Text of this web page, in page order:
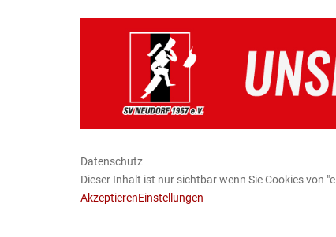
Datenschutz
Dieser Inhalt ist nur sichtbar wenn Sie Cookies von
AkzeptierenEinstellungen